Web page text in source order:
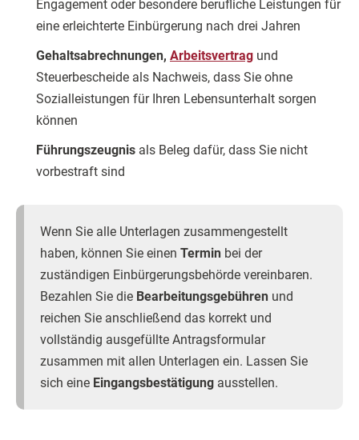
Engagement oder besondere berufliche Leistungen für
eine erleichterte Einbürgerung nach drei Jahren
Gehaltsabrechnungen, Arbeitsvertrag und
Steuerbescheide als Nachweis, dass Sie ohne
Sozialleistungen für Ihren Lebensunterhalt sorgen
können
Führungszeugnis als Beleg dafür, dass Sie nicht
vorbestraft sind
Wenn Sie alle Unterlagen zusammengestellt
haben, können Sie einen Termin bei der
zuständigen Einbürgerungsbehörde vereinbaren.
Bezahlen Sie die Bearbeitungsgebühren und
reichen Sie anschließend das korrekt und
vollständig ausgefüllte Antragsformular
zusammen mit allen Unterlagen ein. Lassen Sie
sich eine Eingangsbestätigung ausstellen.